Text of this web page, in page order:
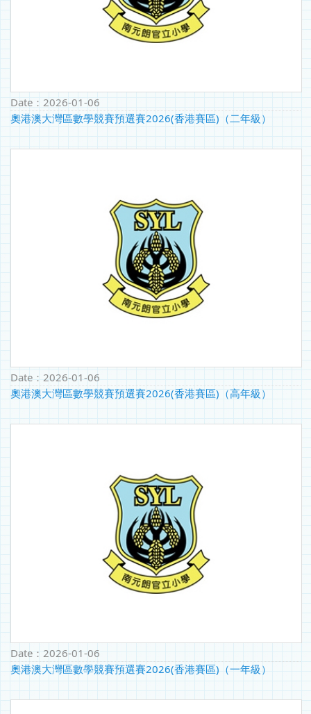
Date： 2026-01-06
奧港澳大灣區數學競賽預選賽2026(香港賽區)（二年級）
Date： 2026-01-06
奧港澳大灣區數學競賽預選賽2026(香港賽區)（高年級）
Date： 2026-01-06
奧港澳大灣區數學競賽預選賽2026(香港賽區)（一年級）